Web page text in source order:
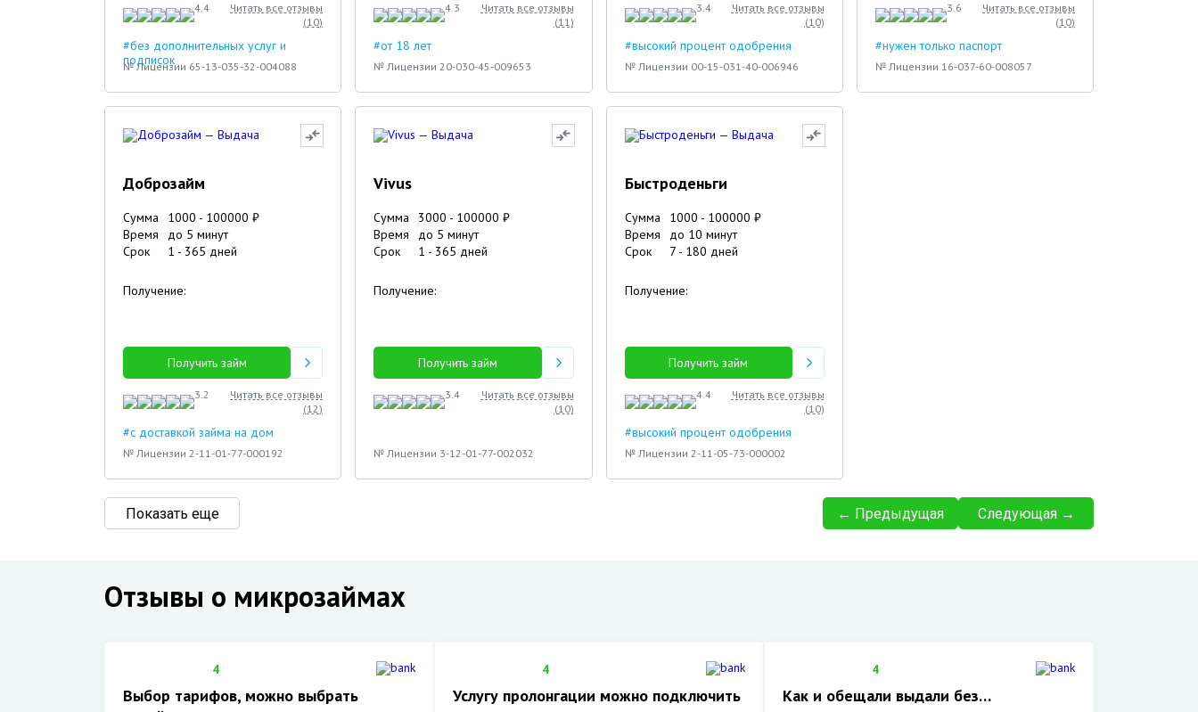
4.4
Читать все отзывы
(10)
#без дополнительных услуг и
подписок
№ Лицензии 65-13-035-32-004088
4.3
Читать все отзывы
(11)
#от 18 лет
№ Лицензии 20-030-45-009653
3.4
Читать все отзывы
(10)
#высокий процент одобрения
№ Лицензии 00-15-031-40-006946
3.6
Читать все отзывы
(10)
#нужен только паспорт
№ Лицензии 16-037-60-008057
Доброзайм
Сумма 1000 - 100000 ₽
Время
до 5 минут
Срок
1 - 365 дней
Получение:
Получить займ
3.2
Читать все отзывы
(12)
#с доставкой займа на дом
№ Лицензии 2-11-01-77-000192
Vivus
Сумма 3000 - 100000 ₽
Время
до 5 минут
Срок
1 - 365 дней
Получение:
Получить займ
3.4
Читать все отзывы
(10)
№ Лицензии 3-12-01-77-002032
Быстроденьги
Сумма 1000 - 100000 ₽
Время
до 10 минут
Срок
7- 180 дней
Получение:
Получить займ
4.4
Читать все отзывы
(10)
#высокий процент одобрения
№ Лицензии 2-11-05-73-000002
Показать еще ← Предыдущая Следующая →
Отзывы о микрозаймах
4
Выбор тарифов, можно выбрать
4
Услугу пролонгации можно подключить
4
Как и обещали выдали без…